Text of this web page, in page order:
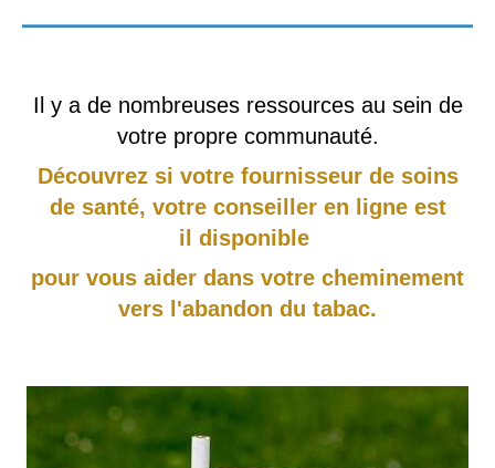
Il y a de nombreuses ressources au sein de
votre propre communauté.
Découvrez si votre fournisseur de soins
de santé, votre conseiller en ligne est
il disponible
pour vous aider dans votre cheminement
vers l'abandon du tabac.